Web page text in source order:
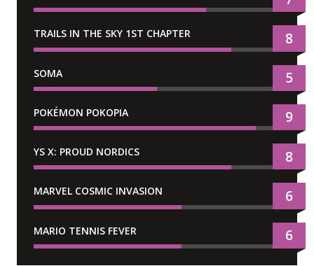
TRAILS IN THE SKY 1ST CHAPTER 8
SOMA 5
POKÉMON POKOPIA 9
YS X: PROUD NORDICS 8
MARVEL COSMIC INVASION 6
MARIO TENNIS FEVER 6